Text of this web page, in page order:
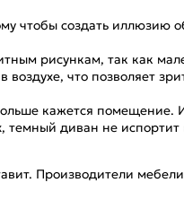
чтобы создать
рисункам, так как
что позволяет
кажется помещение.
диван не
Производители